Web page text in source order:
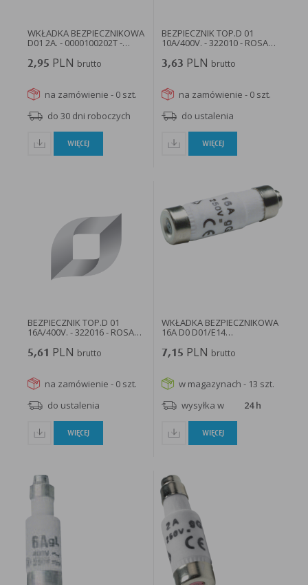
WKŁADKA BEZPIECZNIKOWA
D01 2A. - 0000100202T -
2,95 PLN brutto
na zamówienie - 0 szt.
do 30 dni roboczych
WIĘCEJ
BEZPIECZNIK TOP.D 01
10A/400V. - 322010 - ROSA
3,63 PLN brutto
na zamówienie - 0 szt.
do ustalenia
WIĘCEJ
BEZPIECZNIK TOP.D 01
16A/400V. - 322016 - ROSA
5,61 PLN brutto
na zamówienie - 0 szt.
do ustalenia
WIĘCEJ
WKŁADKA BEZPIECZNIKOWA
16A D0 D01/E14
7,15 PLN brutto
w magazynach - 13 szt.
wysyłka w
24 h
WIĘCEJ